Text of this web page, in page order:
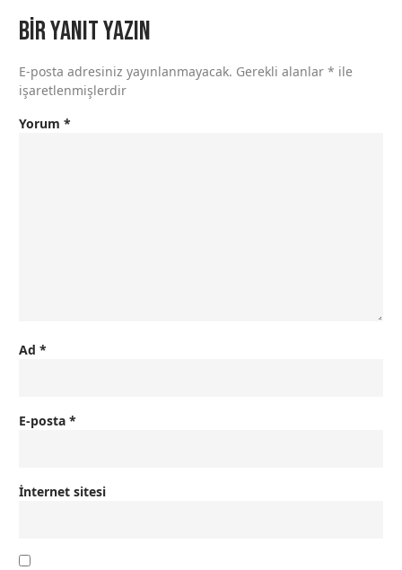
Bir yanıt yazın
E-posta adresiniz yayınlanmayacak. Gerekli alanlar * ile
işaretlenmişlerdir
Yorum *
Ad *
E-posta *
İnternet sitesi